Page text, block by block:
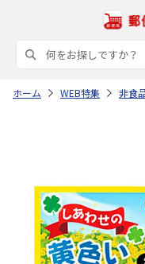
ホーム WEB特集 非食